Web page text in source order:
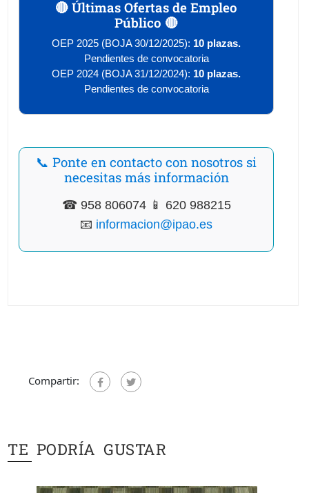
🔴 Últimas Ofertas de Empleo
Público 🔴
OEP 2025 (BOJA 30/12/2025): 10 plazas.
Pendientes de convocatoria
OEP 2024 (BOJA 31/12/2024): 10 plazas.
Pendientes de convocatoria
📞 Ponte en contacto con nosotros si
necesitas más información
☎ 958 806074 📱 620 988215
📧 informacion@ipao.es
Compartir:
TE PODRÍA GUSTAR